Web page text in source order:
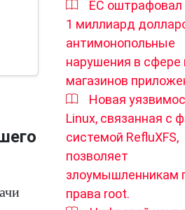
ЕС оштрафовал
1 миллиард
антимонопольные
нарушения в сфере
магазинов
Новая
Linux, связанная с
системой RefluXFS,
позволяет
злоумышленникам
права root.